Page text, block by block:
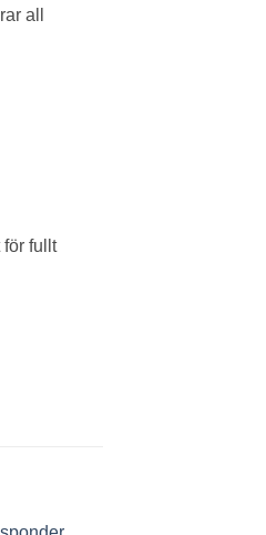
all
fullt